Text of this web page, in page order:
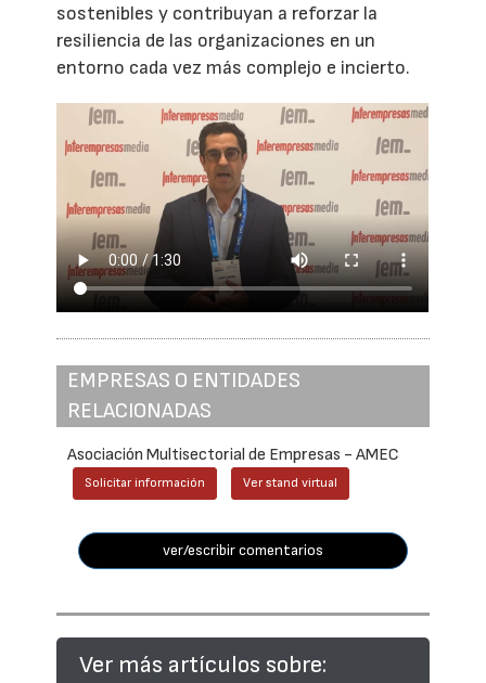
sostenibles y contribuyan a reforzar la
resiliencia de las organizaciones en un
entorno cada vez más complejo e incierto.
EMPRESAS O ENTIDADES
RELACIONADAS
Asociación Multisectorial de Empresas - AMEC
Solicitar información Ver stand virtual
ver/escribir comentarios
Ver más artículos sobre: